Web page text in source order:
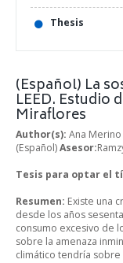
Thesis
(Español) La
LEED. Estudio
Miraflores
Author(s): Ana Merino
(Español)Asesor:
Tesis para optar el
Resumen: Existe una
desde los años
consumo excesivo de
sobre la amenaza
climático tendría sobre